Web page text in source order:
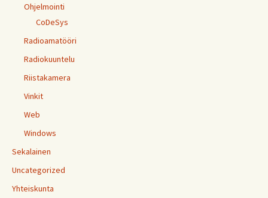
Ohjelmointi
CoDeSys
Radioamatööri
Radiokuuntelu
Riistakamera
Vinkit
Web
Windows
Sekalainen
Uncategorized
Yhteiskunta